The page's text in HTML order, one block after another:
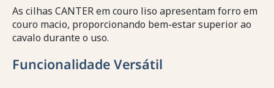
As cilhas CANTER em couro liso apresentam forro em
couro macio, proporcionando bem-estar superior ao
cavalo durante o uso.
Funcionalidade Versátil